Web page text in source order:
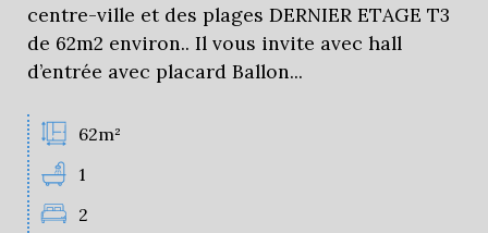
centre-ville et des plages DERNIER ETAGE T3
de 62m2 environ.. Il vous invite avec hall
d’entrée avec placard Ballon...
62m²
1
2